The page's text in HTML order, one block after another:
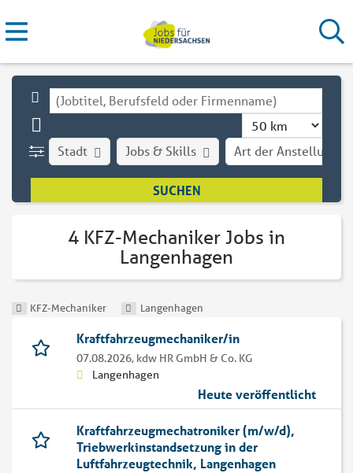
Stadt Art der Anstellung
Jobs & Skills
4 KFZ-Mechaniker Jobs in
Langenhagen
KFZ-Mechaniker Langenhagen
Kraftfahrzeugmechaniker/in
07.08.2026, kdw HR GmbH & Co. KG
Langenhagen
Heute veröffentlicht
Kraftfahrzeugmechatroniker (m/w/d),
Triebwerkinstandsetzung in der
Luftfahrzeugtechnik, Langenhagen